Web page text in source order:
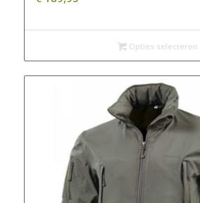
Opties selecteren